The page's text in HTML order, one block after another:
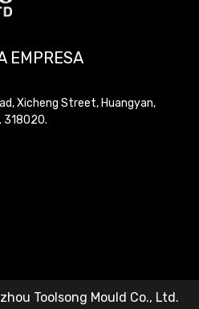
EMPRESA
Xicheng Street, Huangyan,
318020.
Toolsong Mould Co., Ltd.